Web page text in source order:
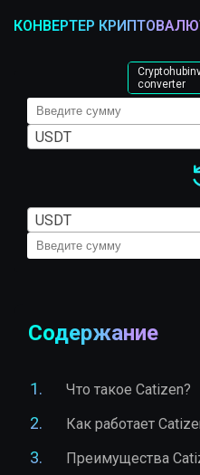
КОНВЕРТЕР
USDT
USDT
converter
Содержание
Что такое Catizen?
Как работает
Преимущества